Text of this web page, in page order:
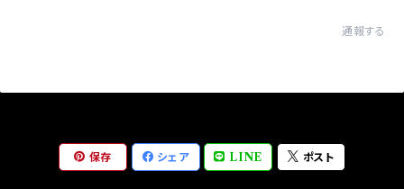
通報する
保存 シェア LINE ポスト